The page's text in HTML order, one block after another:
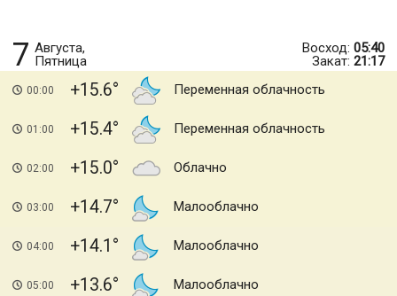
7 Августа,
Пятница
Восход: 05:40
Закат: 21:17
00:00 +15.6 Переменная облачность
01:00 +15.4 Переменная облачность
02:00 +15.0 Облачно
03:00 +14.7 Малооблачно
04:00 +14.1 Малооблачно
05:00 +13.6 Малооблачно